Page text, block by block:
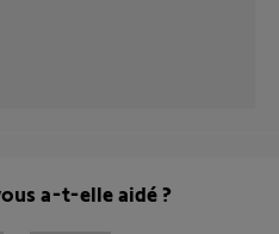
a-t-elle aidé ?